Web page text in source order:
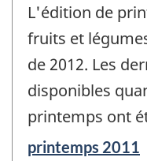
référence
de
changement
-
L'édition de
fruits et
de 2012. Les
disponibles
printemps ont
Période
printemps 2011